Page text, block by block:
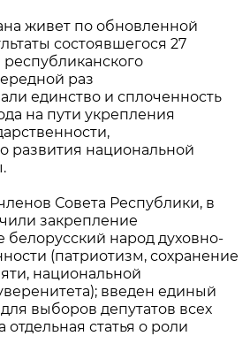
живет по обновленной
состоявшегося 27
раз
единство и сплоченность
на пути укрепления
развития национальной
Совета Республики, в
закрепление
народ духовно-
(патриотизм, сохранение
национальной
введен единый
выборов депутатов всех
статья о роли